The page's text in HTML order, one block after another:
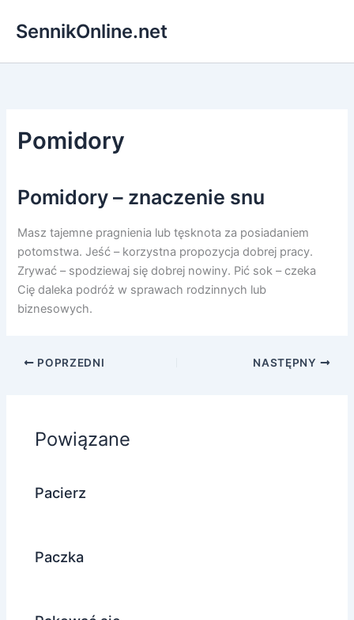
SennikOnline.net
Pomidory
Pomidory – znaczenie snu
Masz tajemne pragnienia lub tęsknota za posiadaniem
potomstwa. Jeść – korzystna propozycja dobrej pracy.
Zrywać – spodziewaj się dobrej nowiny. Pić sok – czeka
Cię daleka podróż w sprawach rodzinnych lub
biznesowych.
POPRZEDNI NASTĘPNY
Powiązane
Pacierz
Paczka